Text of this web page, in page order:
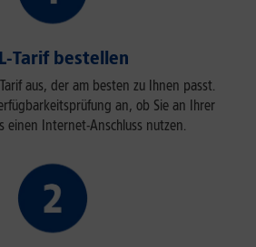
Tarif bestellen
aus, der am besten zu Ihnen passt.
an, ob Sie an Ihrer
einen Internet-Anschluss nutzen.